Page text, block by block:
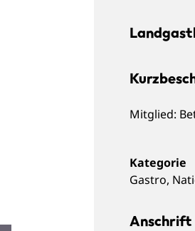
Mitglied:
Gastro,
Anschrift